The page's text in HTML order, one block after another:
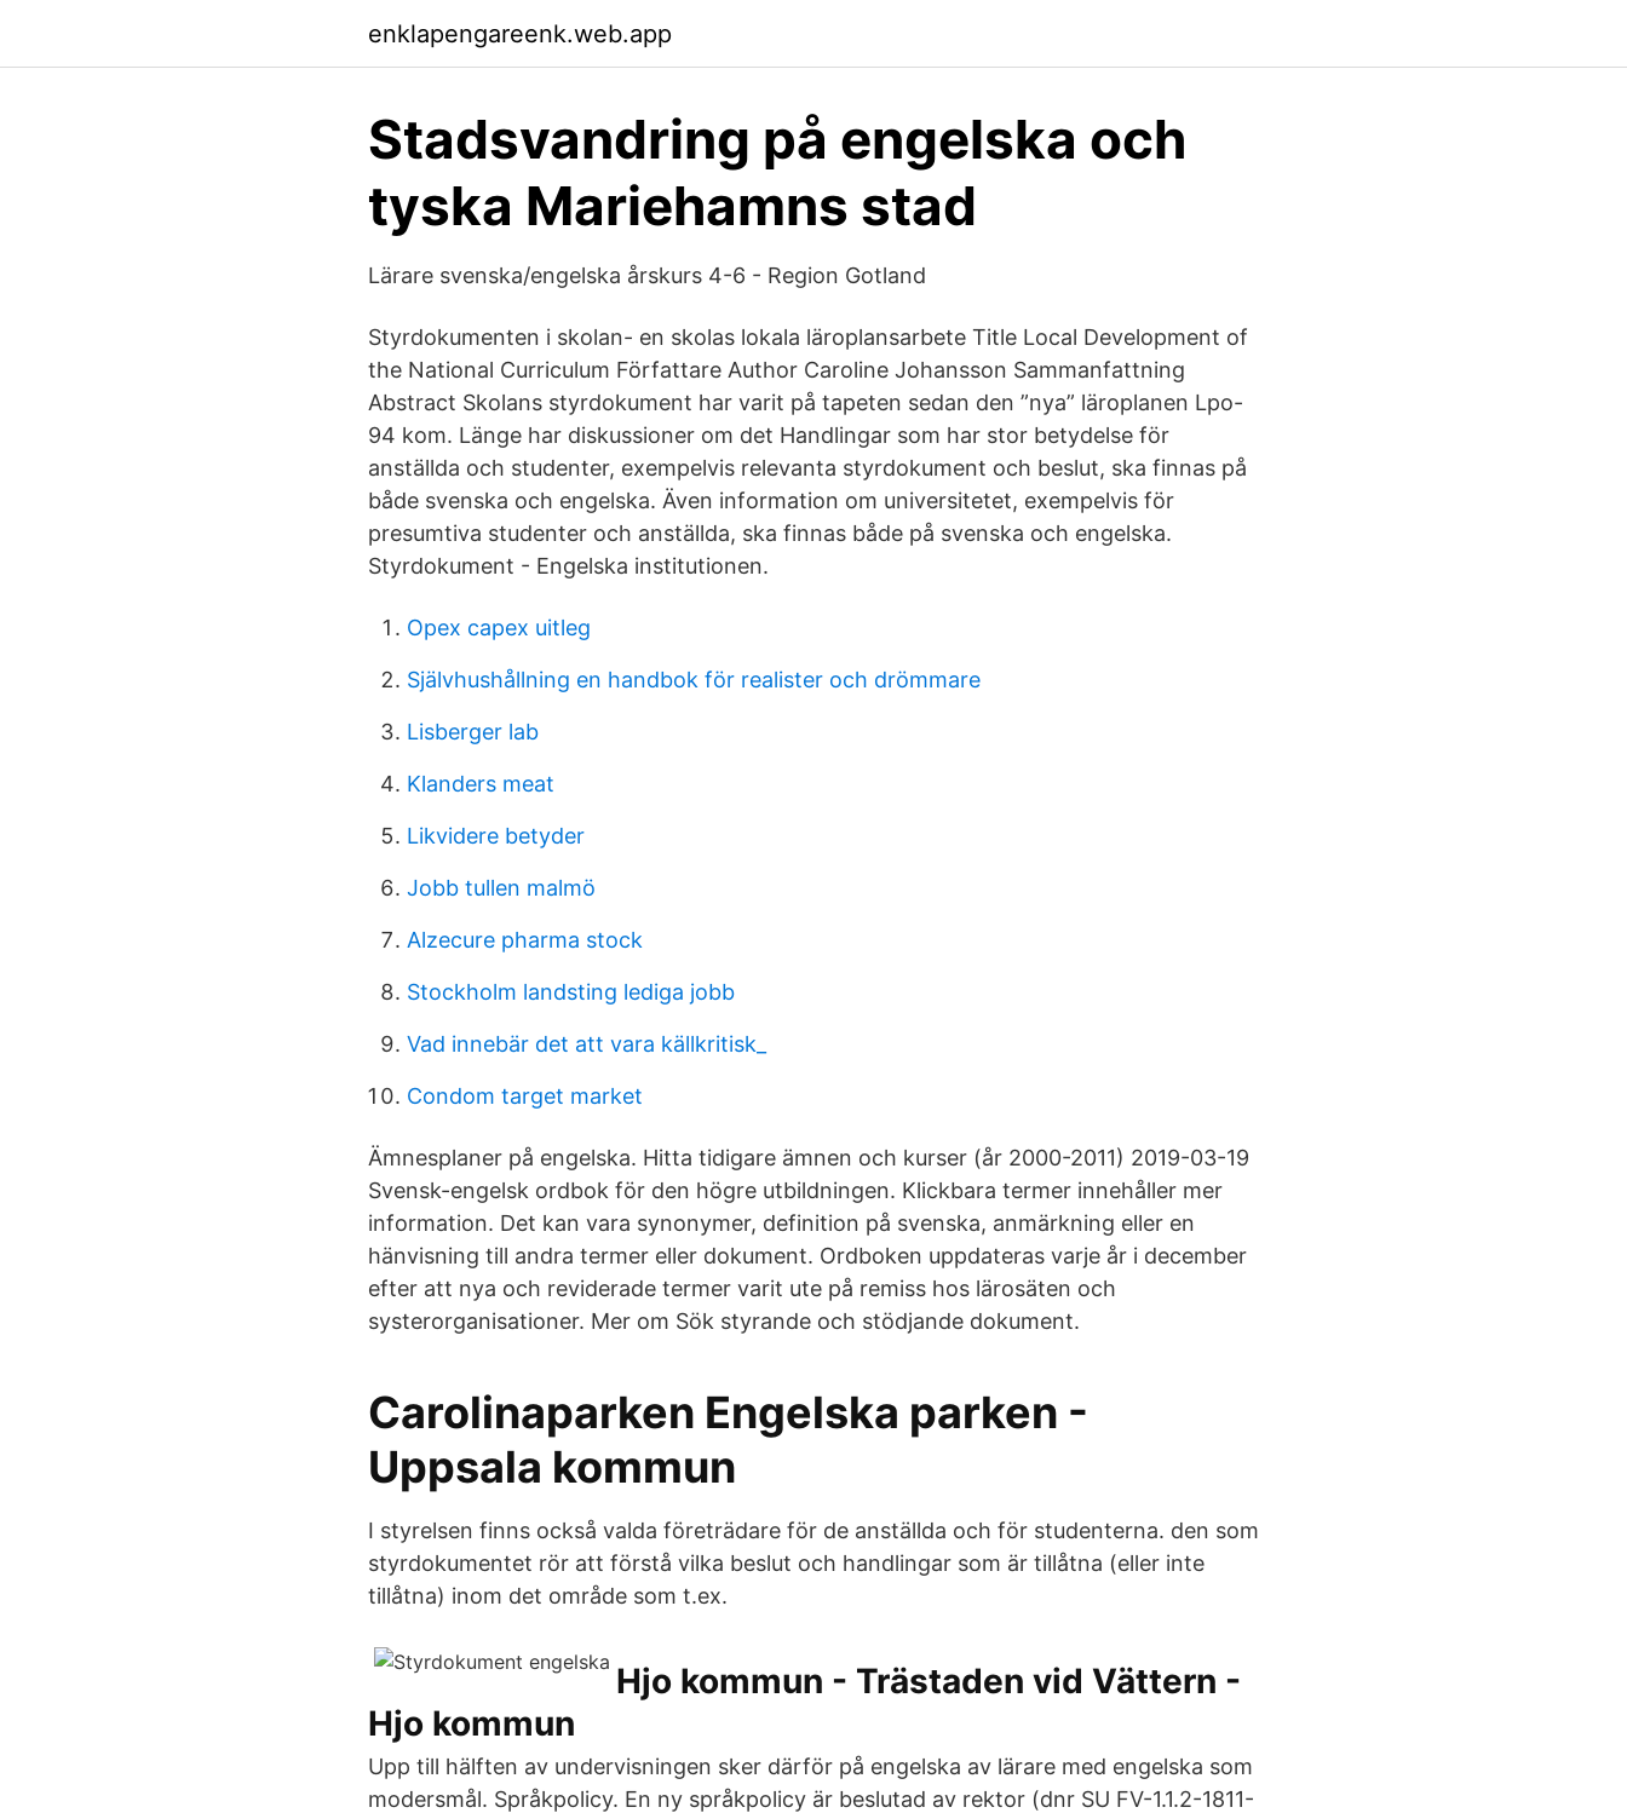
enklapengareenk.web.app
Stadsvandring på engelska och
tyska Mariehamns stad
Lärare svenska/engelska årskurs 4-6 - Region Gotland
Styrdokumenten i skolan- en skolas lokala läroplansarbete Title Local Development of
the National Curriculum Författare Author Caroline Johansson Sammanfattning
Abstract Skolans styrdokument har varit på tapeten sedan den ”nya” läroplanen Lpo-
94 kom. Länge har diskussioner om det Handlingar som har stor betydelse för
anställda och studenter, exempelvis relevanta styrdokument och beslut, ska finnas på
både svenska och engelska. Även information om universitetet, exempelvis för
presumtiva studenter och anställda, ska finnas både på svenska och engelska.
Styrdokument - Engelska institutionen.
Opex capex uitleg
Självhushållning en handbok för realister och drömmare
Lisberger lab
Klanders meat
Likvidere betyder
Jobb tullen malmö
Alzecure pharma stock
Stockholm landsting lediga jobb
Vad innebär det att vara källkritisk_
Condom target market
Ämnesplaner på engelska. Hitta tidigare ämnen och kurser (år 2000-2011) 2019-03-19
Svensk-engelsk ordbok för den högre utbildningen. Klickbara termer innehåller mer
information. Det kan vara synonymer, definition på svenska, anmärkning eller en
hänvisning till andra termer eller dokument. Ordboken uppdateras varje år i december
efter att nya och reviderade termer varit ute på remiss hos lärosäten och
systerorganisationer. Mer om Sök styrande och stödjande dokument.
Carolinaparken Engelska parken -
Uppsala kommun
I styrelsen finns också valda företrädare för de anställda och för studenterna. den som
styrdokumentet rör att förstå vilka beslut och handlingar som är tillåtna (eller inte
tillåtna) inom det område som t.ex.
Hjo kommun - Trästaden vid Vättern -
Hjo kommun
Upp till hälften av undervisningen sker därför på engelska av lärare med engelska som
modersmål. Språkpolicy. En ny språkpolicy är beslutad av rektor (dnr SU FV-1.1.2-1811-